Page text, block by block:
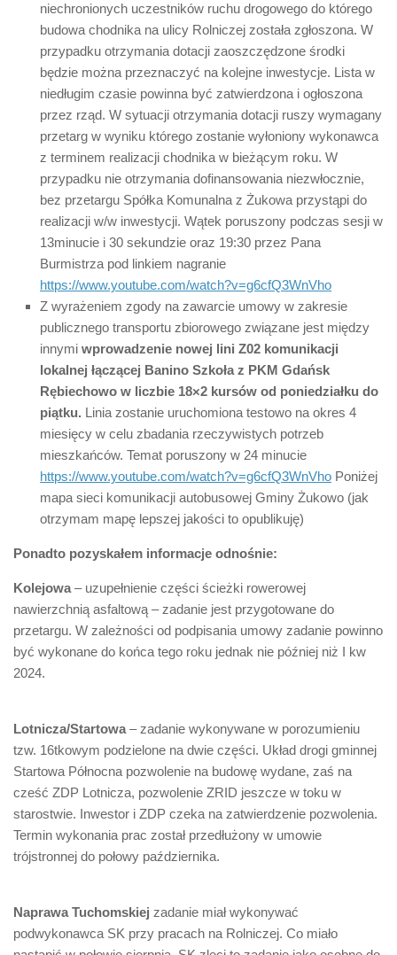
niechronionych uczestników ruchu drogowego do którego
budowa chodnika na ulicy Rolniczej została zgłoszona. W
przypadku otrzymania dotacji zaoszczędzone środki
będzie można przeznaczyć na kolejne inwestycje. Lista w
niedługim czasie powinna być zatwierdzona i ogłoszona
przez rząd. W sytuacji otrzymania dotacji ruszy wymagany
przetarg w wyniku którego zostanie wyłoniony wykonawca
z terminem realizacji chodnika w bieżącym roku. W
przypadku nie otrzymania dofinansowania niezwłocznie,
bez przetargu Spółka Komunalna z Żukowa przystąpi do
realizacji w/w inwestycji. Wątek poruszony podczas sesji w
13minucie i 30 sekundzie oraz 19:30 przez Pana
Burmistrza pod linkiem nagranie
https://www.youtube.com/watch?v=g6cfQ3WnVho
Z wyrażeniem zgody na zawarcie umowy w zakresie
publicznego transportu zbiorowego związane jest między
innymi wprowadzenie nowej lini Z02 komunikacji
lokalnej łączącej Banino Szkoła z PKM Gdańsk
Rębiechowo w liczbie 18×2 kursów od poniedziałku do
piątku. Linia zostanie uruchomiona testowo na okres 4
miesięcy w celu zbadania rzeczywistych potrzeb
mieszkańców. Temat poruszony w 24 minucie
https://www.youtube.com/watch?v=g6cfQ3WnVho Poniżej
mapa sieci komunikacji autobusowej Gminy Żukowo (jak
otrzymam mapę lepszej jakości to opublikuję)
Ponadto pozyskałem informacje odnośnie:
Kolejowa – uzupełnienie części ścieżki rowerowej
nawierzchnią asfaltową – zadanie jest przygotowane do
przetargu. W zależności od podpisania umowy zadanie powinno
być wykonane do końca tego roku jednak nie później niż I kw
2024.
Lotnicza/Startowa – zadanie wykonywane w porozumieniu
tzw. 16tkowym podzielone na dwie części. Układ drogi gminnej
Startowa Północna pozwolenie na budowę wydane, zaś na
cześć ZDP Lotnicza, pozwolenie ZRID jeszcze w toku w
starostwie. Inwestor i ZDP czeka na zatwierdzenie pozwolenia.
Termin wykonania prac został przedłużony w umowie
trójstronnej do połowy października.
Naprawa Tuchomskiej zadanie miał wykonywać
podwykonawca SK przy pracach na Rolniczej. Co miało